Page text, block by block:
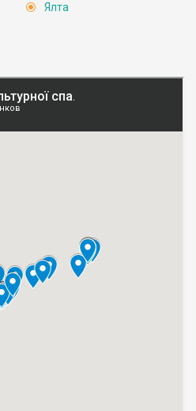
Ялта